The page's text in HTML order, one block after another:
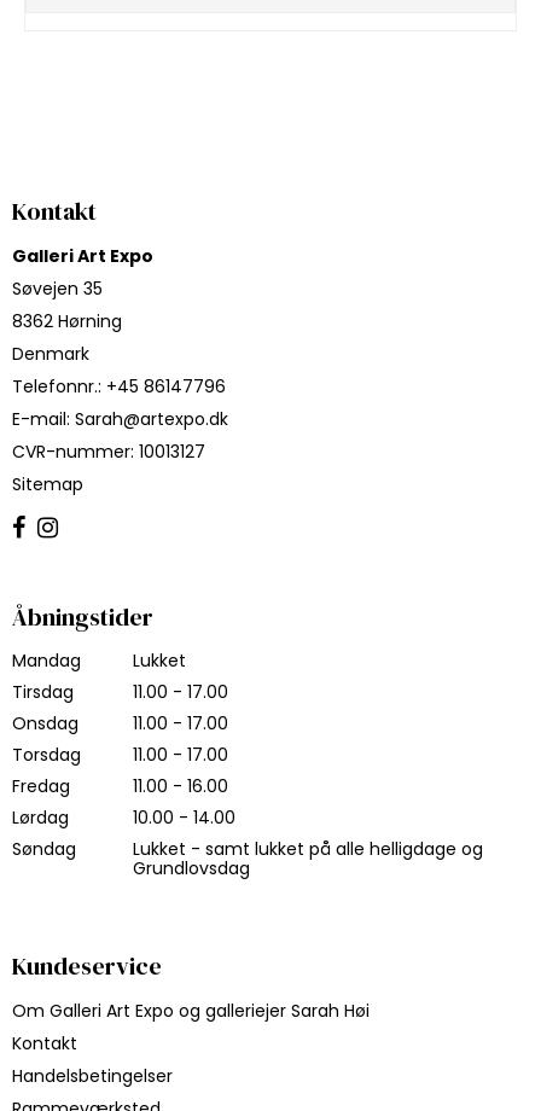
Kontakt
Galleri Art Expo
Søvejen 35
8362 Hørning
Denmark
Telefonnr.: +45 86147796
E-mail: Sarah@artexpo.dk
CVR-nummer: 10013127
Sitemap
Åbningstider
Mandag
Lukket
Tirsdag
11.00 - 17.00
Onsdag
11.00 - 17.00
Torsdag
11.00 - 17.00
Fredag
11.00 - 16.00
Lørdag
10.00 - 14.00
Søndag
Lukket - samt lukket på alle helligdage og
Grundlovsdag
Kundeservice
Om Galleri Art Expo og galleriejer Sarah Høi
Kontakt
Handelsbetingelser